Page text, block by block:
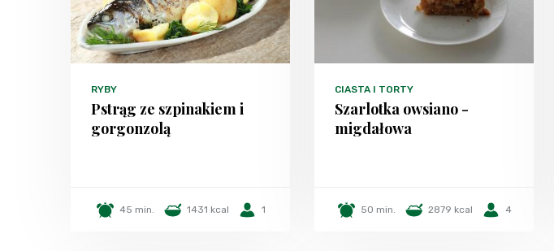
RYBY
Pstrąg ze szpinakiem i
gorgonzolą
45 min. 1431 kcal 1
CIASTA I TORTY
Szarlotka owsiano -
migdałowa
50 min. 2879 kcal 4